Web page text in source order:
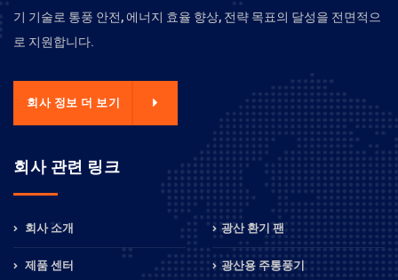
기 기술로 통풍 안전, 에너지 효율 향상, 전략 목표의 달성을 전면적으
로 지원합니다.
회사 정보 더 보기
회사 관련 링크
회사 소개
제품 센터
광산 환기 팬
광산용 주통풍기